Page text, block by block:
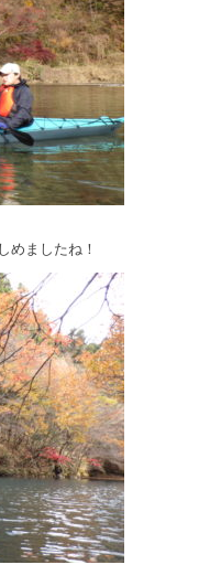
めましたね！